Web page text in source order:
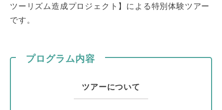
ツーリズム造成プロジェクト】による特別体験ツアー
です。
プログラム内容
ツアーについて